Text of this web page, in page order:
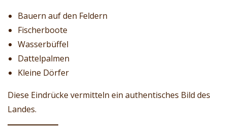
Bauern auf den Feldern
Fischerboote
Wasserbüffel
Dattelpalmen
Kleine Dörfer
Diese Eindrücke vermitteln ein authentisches Bild des
Landes.